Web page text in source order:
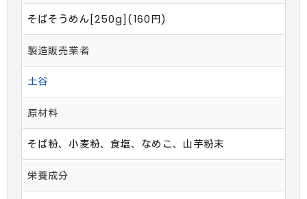
そばそうめん[250g](160円)
製造販売業者
土谷
原材料
そば粉、小麦粉、食塩、なめこ、山芋粉末
栄養成分